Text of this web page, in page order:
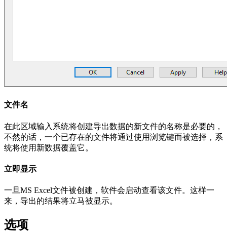
文件名
在此区域输入系统将创建导出数据的新文件的名称是必要的，
不然的话，一个已存在的文件将通过使用浏览键而被选择，系
统将使用新数据覆盖它。
立即显示
一旦MS Excel文件被创建，软件会启动查看该文件。这样一
来，导出的结果将立马被显示。
选项